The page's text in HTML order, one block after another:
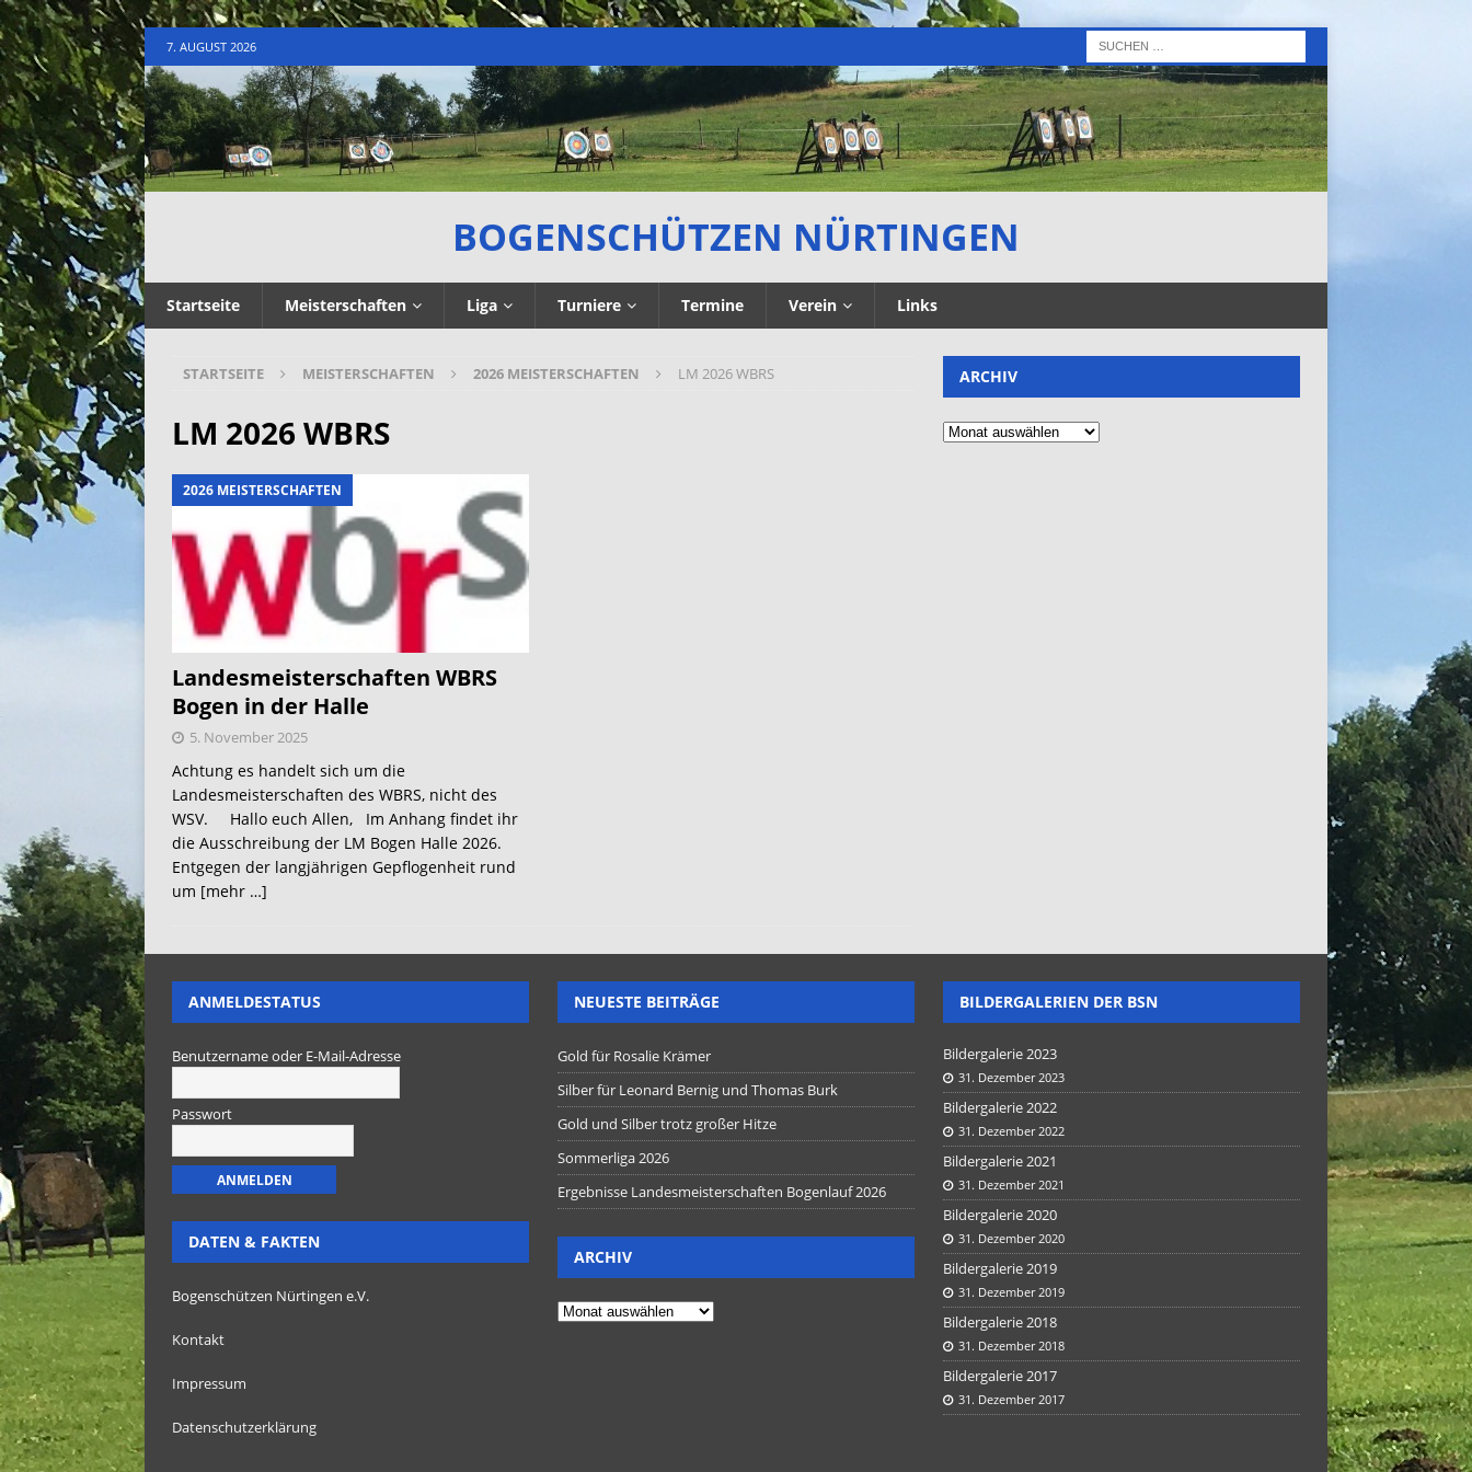
7. AUGUST 2026
BOGENSCHÜTZEN NÜRTINGEN
Startseite Meisterschaften Liga Turniere Termine Verein Links
STARTSEITE MEISTERSCHAFTEN 2026 MEISTERSCHAFTEN LM 2026 WBRS
LM 2026 WBRS
2026 MEISTERSCHAFTEN
Landesmeisterschaften WBRS
Bogen in der Halle
5. November 2025
Achtung es handelt sich um die
Landesmeisterschaften des WBRS, nicht des
WSV. Hallo euch Allen, Im Anhang findet ihr
die Ausschreibung der LM Bogen Halle 2026.
Entgegen der langjährigen Gepflogenheit rund
um [mehr …]
ARCHIV
ANMELDESTATUS
Benutzername oder E-Mail-Adresse
Passwort
DATEN & FAKTEN
Bogenschützen Nürtingen e.V.
Kontakt
Impressum
Datenschutzerklärung
NEUESTE BEITRÄGE
Gold für Rosalie Krämer
Silber für Leonard Bernig und Thomas Burk
Gold und Silber trotz großer Hitze
Sommerliga 2026
Ergebnisse Landesmeisterschaften Bogenlauf 2026
ARCHIV
BILDERGALERIEN DER BSN
Bildergalerie 2023
31. Dezember 2023
Bildergalerie 2022
31. Dezember 2022
Bildergalerie 2021
31. Dezember 2021
Bildergalerie 2020
31. Dezember 2020
Bildergalerie 2019
31. Dezember 2019
Bildergalerie 2018
31. Dezember 2018
Bildergalerie 2017
31. Dezember 2017